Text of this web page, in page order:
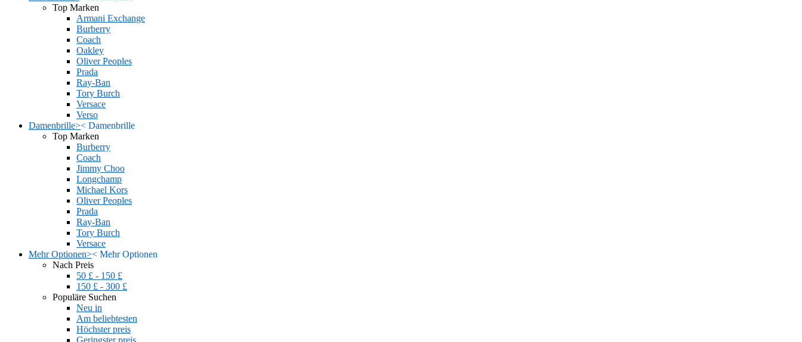
Top Marken
Armani Exchange
Burberry
Coach
Oakley
Oliver Peoples
Prada
Ray-Ban
Tory Burch
Versace
Verso
Damenbrille>< Damenbrille
Top Marken
Burberry
Coach
Jimmy Choo
Longchamp
Michael Kors
Oliver Peoples
Prada
Ray-Ban
Tory Burch
Versace
Mehr Optionen>< Mehr Optionen
Nach Preis
50 £ - 150 £
150 £ - 300 £
Populäre Suchen
Neu in
Am beliebtesten
Höchster preis
Geringster preis